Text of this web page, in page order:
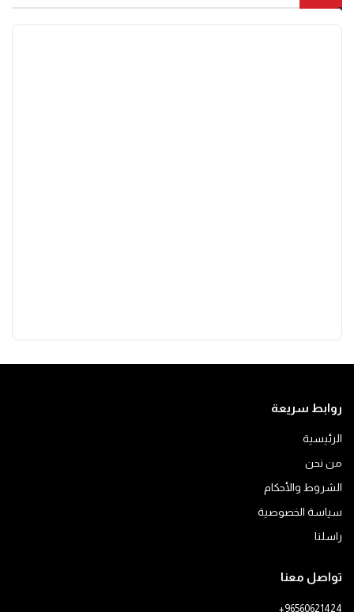
روابط سريعة
الرئيسية
من نحن
الشروط والأحكام
سياسة الخصوصية
راسلنا
تواصل معنا
+96560621424